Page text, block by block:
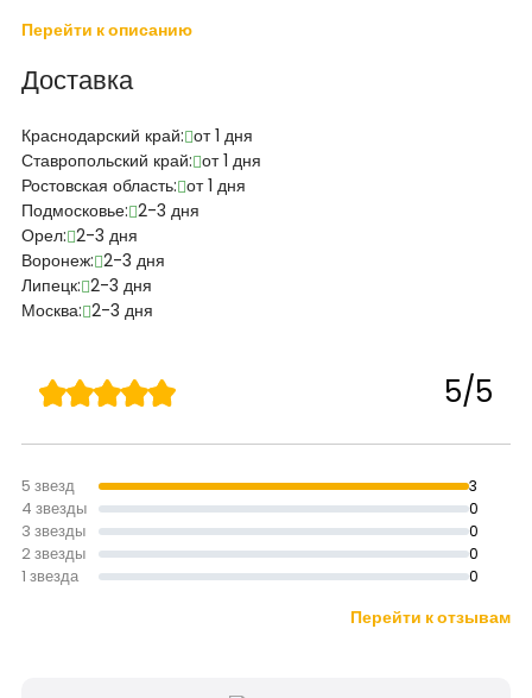
Перейти к описанию
Доставка
Краснодарский край: от 1 дня
Ставропольский край: от 1 дня
Ростовская область: от 1 дня
Подмосковье: 2-3 дня
Орел: 2-3 дня
Воронеж: 2-3 дня
Липецк: 2-3 дня
Москва: 2-3 дня
5/5
5 звезд 3
4 звезды 0
3 звезды 0
2 звезды 0
1 звезда 0
Перейти к отзывам